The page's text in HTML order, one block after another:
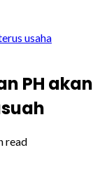
usaha
PH akan
read